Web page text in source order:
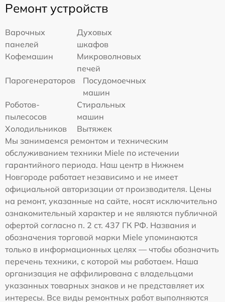
Ремонт устройств
Варочных
панелей
Духовых
шкафов
Кофемашин
Микроволновых
печей
Парогенераторов
Посудомоечных
машин
Роботов-
пылесосов
Стиральных
машин
Холодильников
Вытяжек
Мы занимаемся ремонтом и техническим
обслуживанием техники Miele по истечении
гарантийного периода. Наш центр в Нижнем
Новгороде работает независимо и не имеет
официальной авторизации от производителя. Цены
на ремонт, указанные на сайте, носят исключительно
ознакомительный характер и не являются публичной
офертой согласно п. 2 ст. 437 ГК РФ. Названия и
обозначения торговой марки Miele упоминаются
только в информационных целях — чтобы обозначить
перечень техники, с которой мы работаем. Наша
организация не аффилирована с владельцами
указанных товарных знаков и не представляет их
интересы. Все виды ремонтных работ выполняются